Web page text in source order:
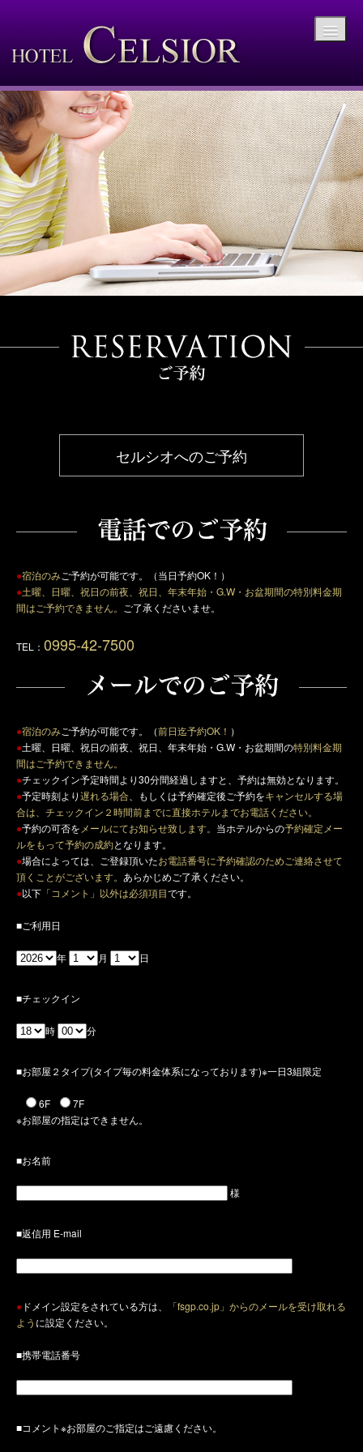
セルシオへのご予約
●宿泊のみご予約が可能です。（当日予約OK！）
●土曜、日曜、祝日の前夜、祝日、年末年始・G.W・お盆期間の特別料金期
間はご予約できません。
ご了承くださいませ。
TEL： 0995-42-7500
●宿泊のみご予約が可能です。（前日迄予約OK！ ）
●土曜、日曜、祝日の前夜、祝日、年末年始・G.W・お盆期間の特別料金期
間はご予約できません。
●チェックイン予定時間より30分間経過しますと、予約は無効となります。
●予定時刻より遅れる場合 、もしくは予約確定後ご予約をキャンセルする場
合は、チェックイン２時間前までに直接ホテルまでお電話ください。
●予約の可否を メールにてお知らせ致します。 当ホテルからの予約確定メー
ルをもって予約の成約となります。
●場合によっては、ご登録頂いたお電話番号に予約確認のためご連絡させて
頂くことがございます。 あらかじめご了承ください。
●以下 「コメント」以外は必須項目です。
■ご利用日
年 月 日
■チェックイン
時 分
■お部屋２タイプ(タイプ毎の料金体系になっております)※一日3組限定
6F
7F
※お部屋の指定はできません。
■お名前
様
■返信用 E-mail
● ドメイン設定をされている方は、
「fsgp.co.jp」からのメールを受け取れる
よう に設定ください。
■携帯電話番号
■コメント※お部屋のご指定はご遠慮ください。